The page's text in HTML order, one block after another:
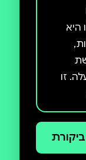
היא
זו